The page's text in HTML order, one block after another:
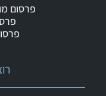
פרסום